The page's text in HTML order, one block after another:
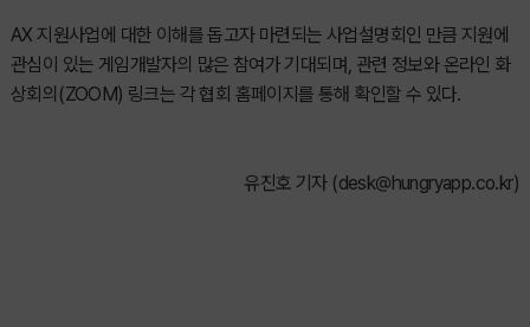
AX 지원사업에 대한 이해를 돕고자 마련되는 사업설명회인 만큼 지원에
관심이 있는 게임개발자의 많은 참여가 기대되며, 관련 정보와 온라인 화
상회의(ZOOM) 링크는 각 협회 홈페이지를 통해 확인할 수 있다.
유진호 기자 (desk@hungryapp.co.kr)